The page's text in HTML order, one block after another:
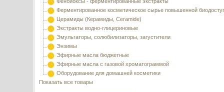
Ферментированное косметическое сырье повышенной
Церамиды (Керамиды, Ceramide)
Экстракты водно-глицериновые
Эмульгаторы, солюбилизаторы, загустители
Энзимы
Эфирные масла бюджетные
Эфирные масла с газовой хроматограммой
Оборудование для домашней косметики
Показать все товары